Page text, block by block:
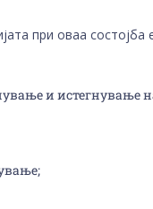
при оваа состојба
и истегнување